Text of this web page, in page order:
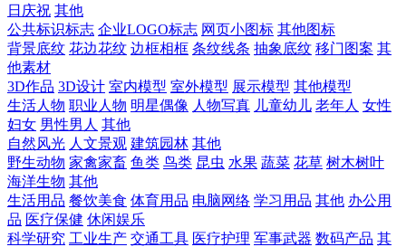
日庆祝 其他
公共标识标志 企业LOGO标志 网页小图标 其他图标
背景底纹 花边花纹 边框相框 条纹线条 抽象底纹 移门图案 其
他素材
3D作品 3D设计 室内模型 室外模型 展示模型 其他模型
生活人物 职业人物 明星偶像 人物写真 儿童幼儿 老年人 女性
妇女 男性男人 其他
自然风光 人文景观 建筑园林 其他
野生动物 家禽家畜 鱼类 鸟类 昆虫 水果 蔬菜 花草 树木树叶
海洋生物 其他
生活用品 餐饮美食 体育用品 电脑网络 学习用品 其他 办公用
品 医疗保健 休闲娱乐
科学研究 工业生产 交通工具 医疗护理 军事武器 数码产品 其